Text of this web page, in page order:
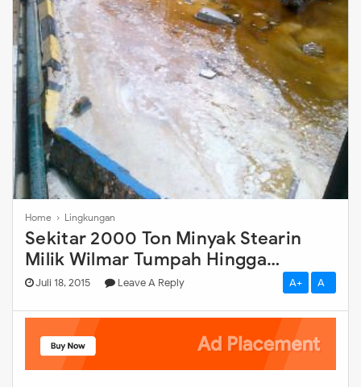
Home › Lingkungan
Sekitar 2000 Ton Minyak Stearin
Milik Wilmar Tumpah Hingga
Meluber ke Laut Dumai
Juli 18, 2015 Leave A Reply A+ A-